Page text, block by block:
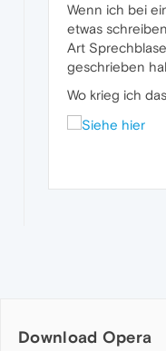
Wenn ich bei
etwas
Art
geschrieben
Wo krieg ich
Download Opera